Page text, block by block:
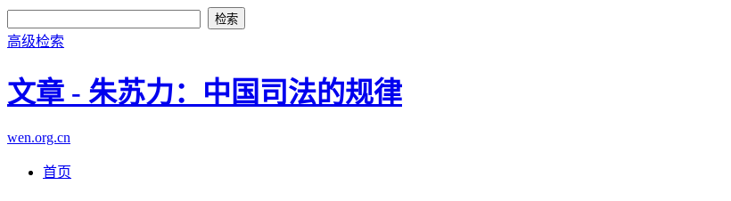
高级检索
文章 - 朱苏力：中国司法的规律
wen.org.cn
首页